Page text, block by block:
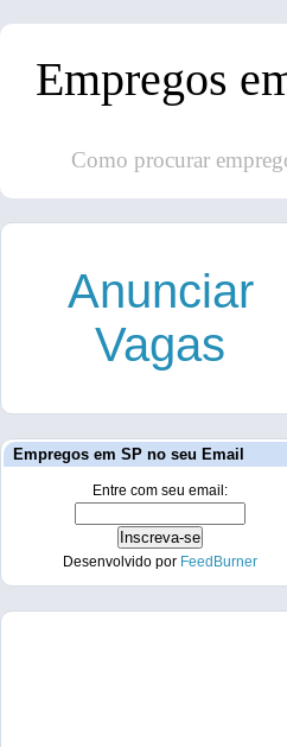
Empregos
Como procurar
Anunciar
Vagas
Empregos em SP no seu Email
Entre com seu email:
Desenvolvido por FeedBurner